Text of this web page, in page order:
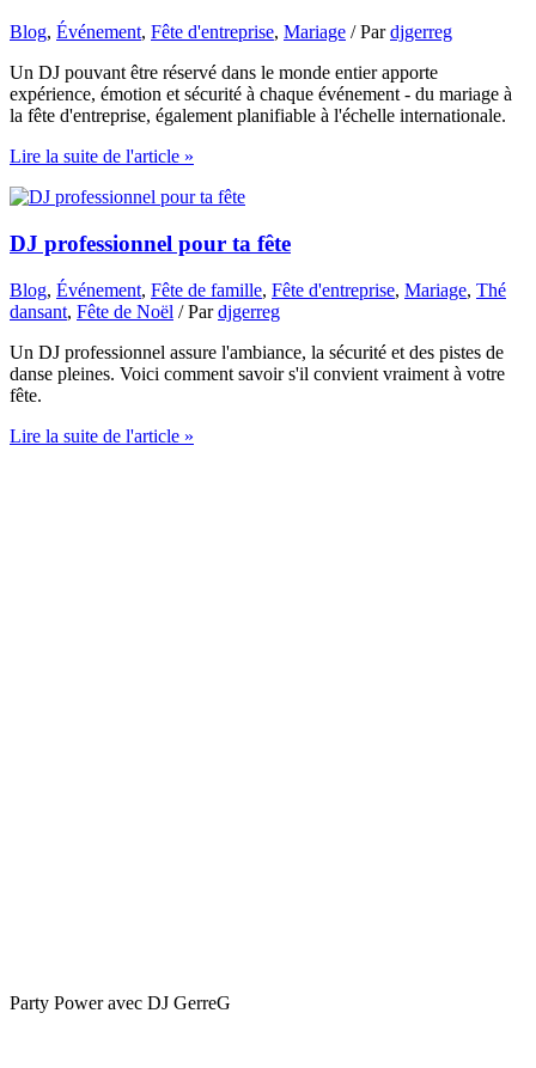
Blog, Événement, Fête d'entreprise, Mariage / Pardjgerreg
Un DJ pouvant être réservé dans le monde entier apporte
expérience, émotion et sécurité à chaque événement - du mariage à
la fête d'entreprise, également planifiable à l'échelle internationale.
Lire la suite de l'article »
DJ professionnel pour ta fête
Blog, Événement, Fête de famille, Fête d'entreprise, Mariage, Thé
dansant, Fête de Noël / Pardjgerreg
Un DJ professionnel assure l'ambiance, la sécurité et des pistes de
danse pleines. Voici comment savoir s'il convient vraiment à votre
fête.
Lire la suite de l'article »
Party Power avec DJ GerreG